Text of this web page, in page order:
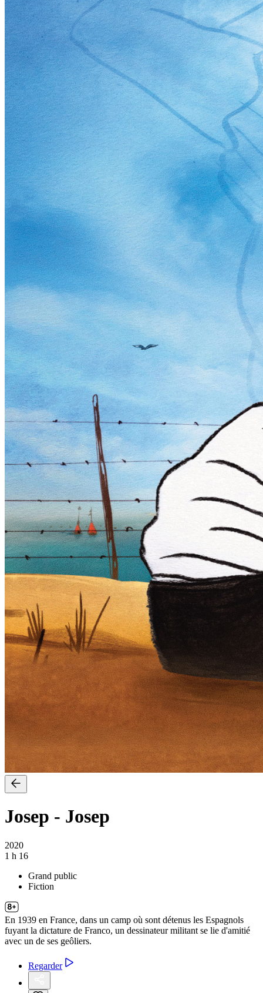
Josep - Josep
2020
1 h 16
Grand public
Fiction
En 1939 en France, dans un camp où sont détenus les Espagnols
fuyant la dictature de Franco, un dessinateur militant se lie d'amitié
avec un de ses geôliers.
Regarder